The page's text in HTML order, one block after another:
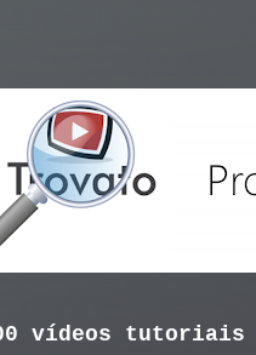
vídeos tutoriais